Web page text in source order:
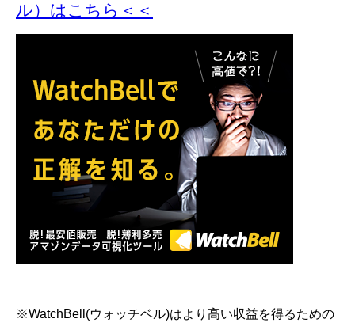
ル）はこちら＜＜
※WatchBell(ウォッチベル)はより高い収益を得るための